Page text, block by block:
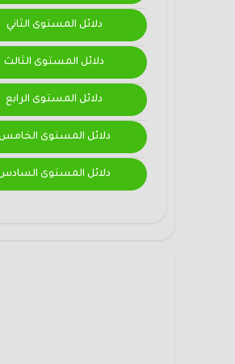
دلائل المستوى الثاني
دلائل المستوى الثالث
دلائل المستوى الرابع
دلائل المستوى
دلائل المستوى